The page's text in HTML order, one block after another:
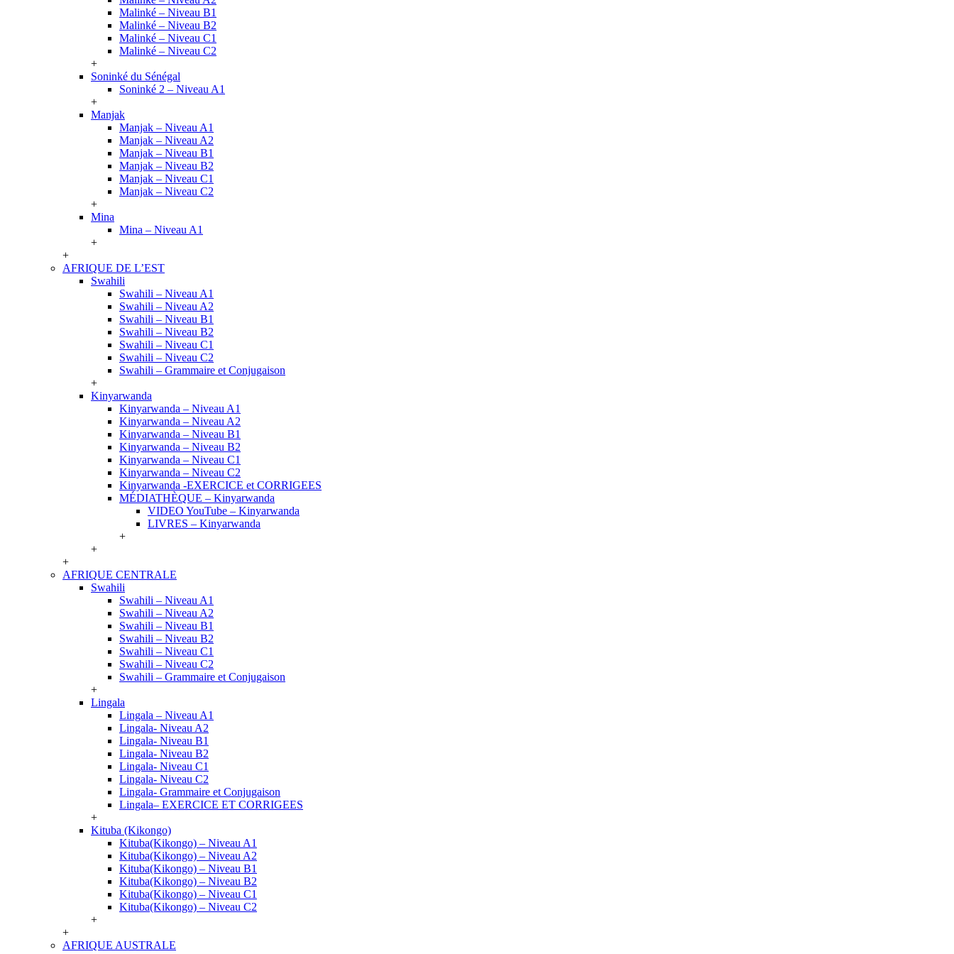
Malinké – Niveau B1
Malinké – Niveau B2
Malinké – Niveau C1
Malinké – Niveau C2
+
Soninké du Sénégal
Soninké 2 – Niveau A1
+
Manjak
Manjak – Niveau A1
Manjak – Niveau A2
Manjak – Niveau B1
Manjak – Niveau B2
Manjak – Niveau C1
Manjak – Niveau C2
+
Mina
Mina – Niveau A1
+
+
AFRIQUE DE L’EST
Swahili
Swahili – Niveau A1
Swahili – Niveau A2
Swahili – Niveau B1
Swahili – Niveau B2
Swahili – Niveau C1
Swahili – Niveau C2
Swahili – Grammaire et Conjugaison
+
Kinyarwanda
Kinyarwanda – Niveau A1
Kinyarwanda – Niveau A2
Kinyarwanda – Niveau B1
Kinyarwanda – Niveau B2
Kinyarwanda – Niveau C1
Kinyarwanda – Niveau C2
Kinyarwanda -EXERCICE et CORRIGEES
MÉDIATHÈQUE – Kinyarwanda
VIDEO YouTube – Kinyarwanda
LIVRES – Kinyarwanda
+
+
+
AFRIQUE CENTRALE
Swahili
Swahili – Niveau A1
Swahili – Niveau A2
Swahili – Niveau B1
Swahili – Niveau B2
Swahili – Niveau C1
Swahili – Niveau C2
Swahili – Grammaire et Conjugaison
+
Lingala
Lingala – Niveau A1
Lingala- Niveau A2
Lingala- Niveau B1
Lingala- Niveau B2
Lingala- Niveau C1
Lingala- Niveau C2
Lingala- Grammaire et Conjugaison
Lingala– EXERCICE ET CORRIGEES
+
Kituba (Kikongo)
Kituba(Kikongo) – Niveau A1
Kituba(Kikongo) – Niveau A2
Kituba(Kikongo) – Niveau B1
Kituba(Kikongo) – Niveau B2
Kituba(Kikongo) – Niveau C1
Kituba(Kikongo) – Niveau C2
+
+
AFRIQUE AUSTRALE